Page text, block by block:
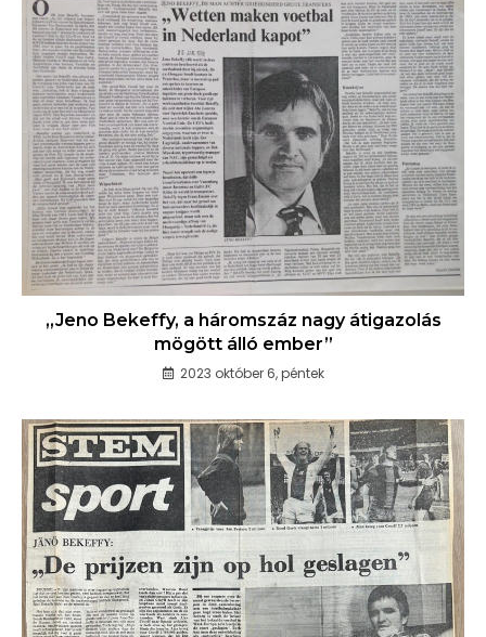
„Jeno Bekeffy, a háromszáz nagy átigazolás
mögött álló ember”
2023 október 6, péntek